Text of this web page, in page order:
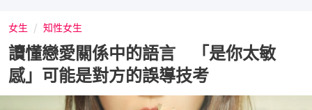
女生 知性女生
讀懂戀愛關係中的語言 「是你太敏
感」可能是對方的誤導技考